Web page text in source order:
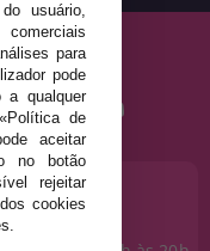
usuário,
para
pode
a qualquer
de
aceitar
no botão
rejeitar
cookies